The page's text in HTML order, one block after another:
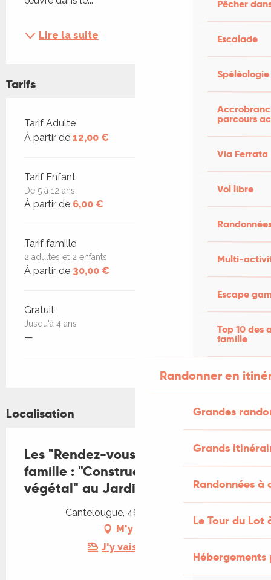
Pêcher
Escalade
Spéléologie
parcours
Via Ferrata
Vol libre
Multi-
Escape
Top 10 des
famille
Randonner en
Grandes
Grands
Randonnées
Le Tour du Lot
Lire la suite
Tarifs
Tarifs 2026
Tarif Adulte
À partir de 12,00 €
Tarif Enfant
De 5 à 12 ans
À partir de 6,00 €
Tarif famille
2 adultes et 2 enfants
À partir de 30,00 €
Gratuit
Jusqu'à 4 ans
—
Localisation
Les "Rendez-vous Nature" en
famille : "Construction d'un mobile
végétal" au Jardin Bourian
Cantelougue, 46340 Dégagnac
M'y rendre
J'y vais en train !